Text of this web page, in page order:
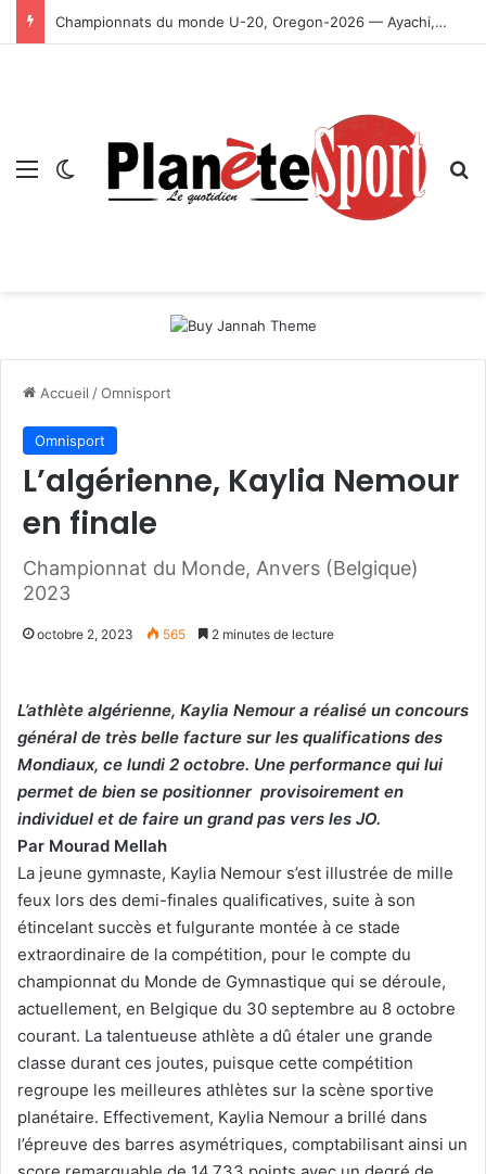
Championnats du monde U-20, Oregon-2026 — Ayachi, Dissa, Touahria et Ghezali en finale
Menu Switch skin
Accueil /Omnisport
Omnisport
L’algérienne, Kaylia Nemour
en finale
Championnat du Monde, Anvers (Belgique)
2023
octobre 2, 2023 565 2 minutes de lecture
L’athlète algérienne, Kaylia Nemour a réalisé un concours
général de très belle facture sur les qualifications des
Mondiaux, ce lundi 2 octobre. Une performance qui lui
permet de bien se positionner provisoirement en
individuel et de faire un grand pas vers les JO.
Par Mourad Mellah
La jeune gymnaste, Kaylia Nemour s’est illustrée de mille
feux lors des demi-finales qualificatives, suite à son
étincelant succès et fulgurante montée à ce stade
extraordinaire de la compétition, pour le compte du
championnat du Monde de Gymnastique qui se déroule,
actuellement, en Belgique du 30 septembre au 8 octobre
courant. La talentueuse athlète a dû étaler une grande
classe durant ces joutes, puisque cette compétition
regroupe les meilleures athlètes sur la scène sportive
planétaire. Effectivement, Kaylia Nemour a brillé dans
l’épreuve des barres asymétriques, comptabilisant ainsi un